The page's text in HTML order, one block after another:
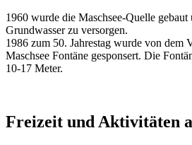
1960 wurde die Maschsee-Quelle gebaut
Grundwasser zu versorgen.
1986 zum 50. Jahrestag wurde von dem
Maschsee Fontäne gesponsert. Die
10-17 Meter.
Freizeit und Aktivitäten